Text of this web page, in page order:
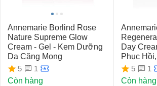
Annemarie Borlind Rose
Nature Supreme Glow
Cream - Gel - Kem Dưỡng
Da Căng Mọng
5
1
Còn hàng
Day
Phục
Ngày
5
1
Còn hàng